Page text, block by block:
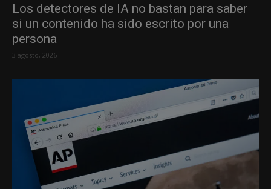
Los detectores de IA no bastan para saber
si un contenido ha sido escrito por una
persona
3 agosto, 2026